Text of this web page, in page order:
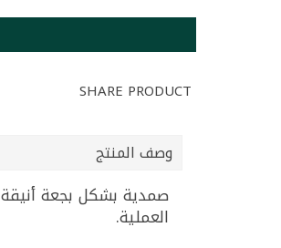
SHARE PRODUCT
وصف المنتج
العملية.